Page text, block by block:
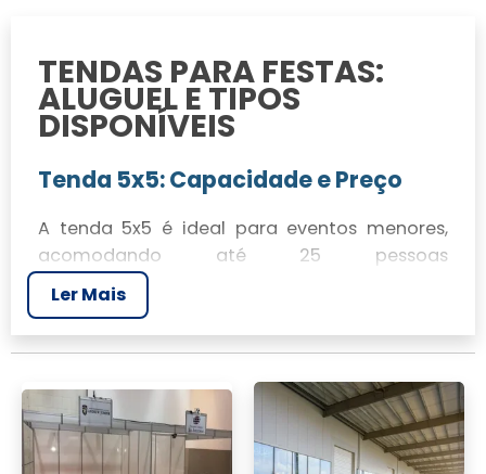
TENDAS PARA FESTAS:
ALUGUEL E TIPOS
DISPONÍVEIS
Tenda 5x5: Capacidade e Preço
A tenda 5x5 é ideal para eventos menores,
acomodando até 25 pessoas
confortavelmente. O valor de aluguel de uma
tenda 5x5 com JR Tendas varia, mas
oferecemos preços competitivos para
Tenda 6x6: Detalhes e Valor
Perfeita para eventos médios, a tenda 6x6
Ler Mais